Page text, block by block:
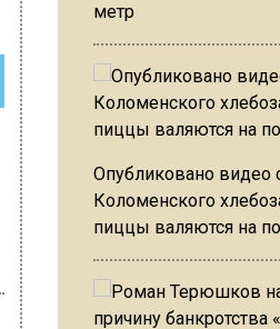
метр
Опубликовано видео
Коломенского
пиццы валяются на